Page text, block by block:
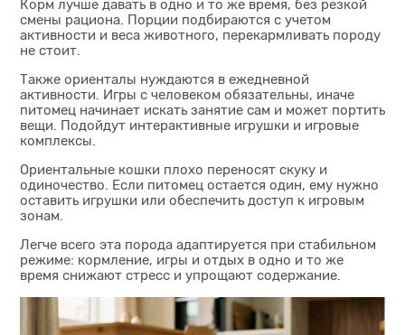
Корм лучше давать в одно и то же время, без резкой
смены рациона. Порции подбираются с учетом
активности и веса животного, перекармливать породу
не стоит.
Также ориенталы нуждаются в ежедневной
активности. Игры с человеком обязательны, иначе
питомец начинает искать занятие сам и может портить
вещи. Подойдут интерактивные игрушки и игровые
комплексы.
Ориентальные кошки плохо переносят скуку и
одиночество. Если питомец остается один, ему нужно
оставить игрушки или обеспечить доступ к игровым
зонам.
Легче всего эта порода адаптируется при стабильном
режиме: кормление, игры и отдых в одно и то же
время снижают стресс и упрощают содержание.